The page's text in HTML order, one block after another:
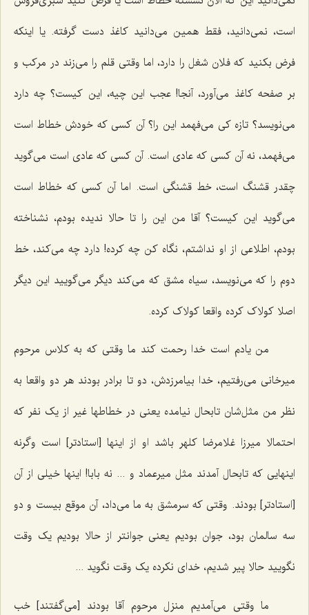
است، نمی‌دانید، فقط همین می‌دانید کاغذ دست گرفته. یا اینکه
فرض بکنید که فلان شغل را دارد، اما وقتی قلم را می‌زند در مرکب و
بر صفحه کاغذ می‌آورد، آنجا! عجب این چیه، این کیست؟ چه دارد
می‌نویسد؟ تازه کی می‌فهمد این را؟ آن کسی که خودش خطاط است
می‌فهمد، نه آن کسی که عادی است. آن کسی که عادی است می‌گوید
چقدر قشنگ است، خط قشنگی است. اما آن کسی که خطاط است
می‌گوید این کیست؟ آقا من این را تا حالا ندیده بودم، نشناخته
بودم، اطلاعی از او نداشتم، نگاه کن چه کرده! دارد چه می‌کند، خط
دوم را که می‌نویسد، سیاه مشق که می‌کند دیگر می‌گویید این دیگر
اصلا کولاک کرده واقعا کولاک کرده.
من یادم است خدا رحمت کند ما وقتی که به کلاس مرحوم
میرخانی می‌رفتیم، خدا بیامرزدش، دو تا برادر بودند هر دو واقعا به
نظر من مثل‌شان تابحال نیامده یعنی در خطاطها غیر از یک نفر که
احتمالا میرزا غلامرضا کلهر باشد او از اینها [استادتر] است وگرنه
اینهایی که تابحال آمدند مثل میرعماد و ... نه بابا! اینها خیلی از آن
[استادتر] بودند. وقتی که سرمشق به ما می‌داد، آن موقع بیست و دو
سه سالمان بود، جوان بودیم یعنی جوانتر از حالا بودیم یک وقت
نگویید حالا پیر شدیم، خدای نکرده یک وقت نگوید ...
ما وقتی می‌آمدیم منزل مرحوم آقا بودند [می‌گفتند] خب